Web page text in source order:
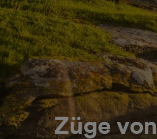
Züge von